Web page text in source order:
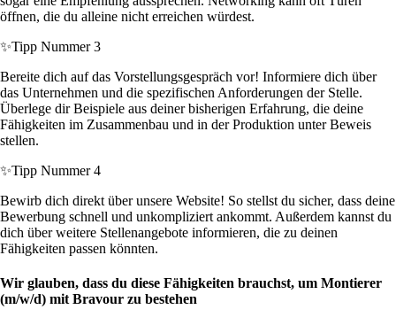
öffnen, die du alleine nicht erreichen würdest.
✨Tipp Nummer 3
Bereite dich auf das Vorstellungsgespräch vor! Informiere dich über
das Unternehmen und die spezifischen Anforderungen der Stelle.
Überlege dir Beispiele aus deiner bisherigen Erfahrung, die deine
Fähigkeiten im Zusammenbau und in der Produktion unter Beweis
stellen.
✨Tipp Nummer 4
Bewirb dich direkt über unsere Website! So stellst du sicher, dass deine
Bewerbung schnell und unkompliziert ankommt. Außerdem kannst du
dich über weitere Stellenangebote informieren, die zu deinen
Fähigkeiten passen könnten.
Wir glauben, dass du diese Fähigkeiten brauchst, um Montierer
(m/w/d) mit Bravour zu bestehen